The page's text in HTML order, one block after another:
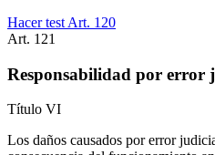
Hacer test Art. 120
Art. 121
Responsabilidad por error
Título VI
Los daños causados por error